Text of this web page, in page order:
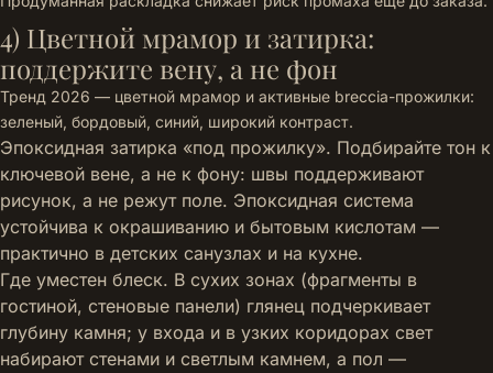
4) Цветной мрамор и затирка:
поддержите вену, а не фон
Тренд 2026 — цветной мрамор и активные breccia-прожилки:
зеленый, бордовый, синий, широкий контраст.
Эпоксидная затирка «под прожилку». Подбирайте тон к
ключевой вене, а не к фону: швы поддерживают
рисунок, а не режут поле. Эпоксидная система
устойчива к окрашиванию и бытовым кислотам —
практично в детских санузлах и на кухне.
Где уместен блеск. В сухих зонах (фрагменты в
гостиной, стеновые панели) глянец подчеркивает
глубину камня; у входа и в узких коридорах свет
набирают стенами и светлым камнем, а пол —